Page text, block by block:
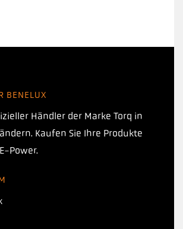
BENELUX
Händler der Marke Torq in
Kaufen Sie Ihre Produkte
Power.